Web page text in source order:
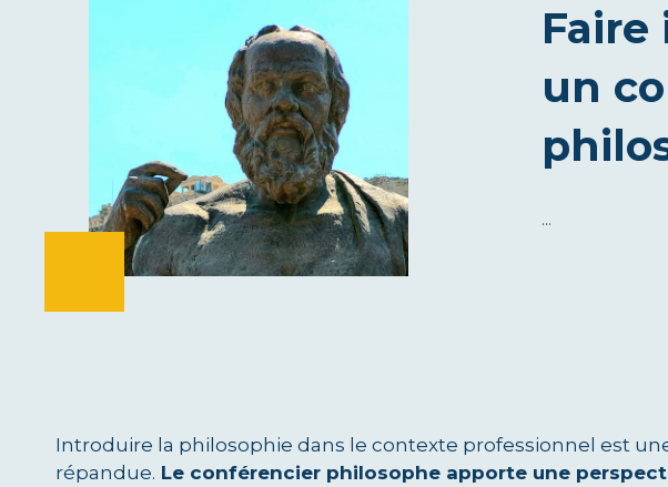
un
…
Introduire la philosophie dans le contexte professionnel est
répandue. Le conférencier philosophe apporte une